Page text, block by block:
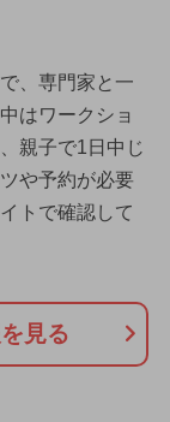
、専門家と一
はワークショ
親子で1日中じ
や予約が必要
トで確認して
見る